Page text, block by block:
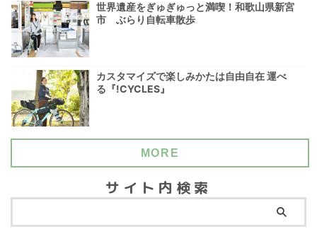
世界遺産をぎゅぎゅっと満喫！和歌山県新宮
市 ぶらり自転車散歩
カスタマイズで楽しみかたは自由自在 運べ
る『!CYCLES』
MORE
サイト内検索